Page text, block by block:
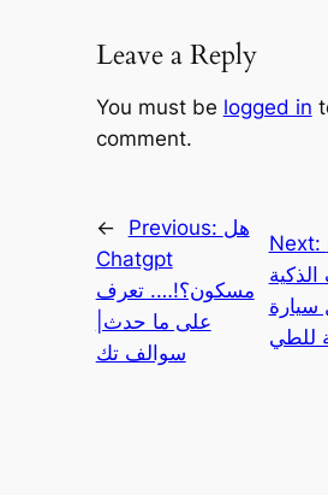
Leave a Reply
You must be logged in
comment.
← Previous: هل
Chatgpt
مسكون؟!…. تعرف
على ما حدث|
سوالف تك
Next:
سيارة
للطي